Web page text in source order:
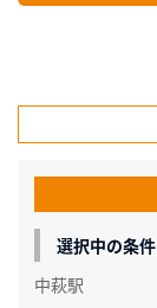
選択中の条件
中萩駅